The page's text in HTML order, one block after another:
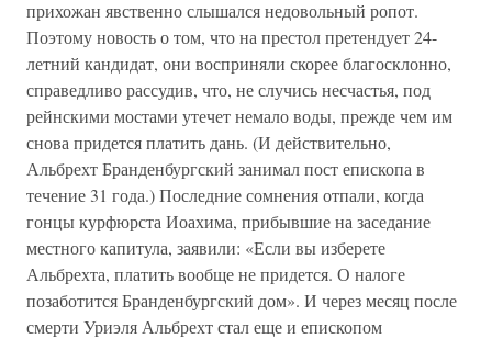
прихожан явственно слышался недовольный ропот.
Поэтому новость о том, что на престол претендует 24-
летний кандидат, они восприняли скорее благосклонно,
справедливо рассудив, что, не случись несчастья, под
рейнскими мостами утечет немало воды, прежде чем им
снова придется платить дань. (И действительно,
Альбрехт Бранденбургский занимал пост епископа в
течение 31 года.) Последние сомнения отпали, когда
гонцы курфюрста Иоахима, прибывшие на заседание
местного капитула, заявили: «Если вы изберете
Альбрехта, платить вообще не придется. О налоге
позаботится Бранденбургский дом». И через месяц после
смерти Уриэля Альбрехт стал еще и епископом